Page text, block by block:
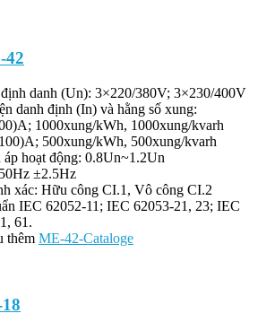
42
danh (Un): 3×220/380V; 3×230/400V
danh định (In) và hằng số xung:
1000xung/kWh, 1000xung/kvarh
500xung/kWh, 500xung/kvarh
áp hoạt động: 0.8Un~1.2Un
±2.5Hz
xác: Hữu công CI.1, Vô công CI.2
IEC 62052-11; IEC 62053-21, 23; IEC
61.
thêm ME-42-Cataloge